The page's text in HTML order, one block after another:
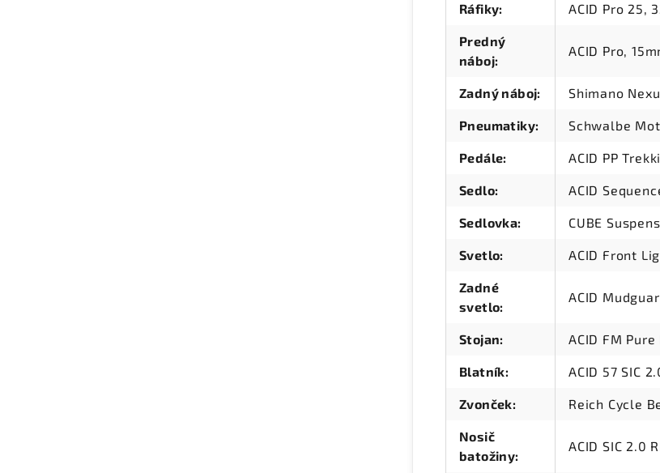
Ráfiky: ACID Pro 25,
Predný
náboj:
ACID Pro,
Zadný náboj: Shimano
Pneumatiky: Schwalbe
Pedále: ACID PP
Sedlo: ACID
Sedlovka: CUBE
Svetlo: ACID Front
Zadné
svetlo:
ACID
Stojan: ACID FM
Blatník: ACID 57 SIC
Zvonček: Reich Cycle
Nosič
batožiny:
ACID SIC 2.0